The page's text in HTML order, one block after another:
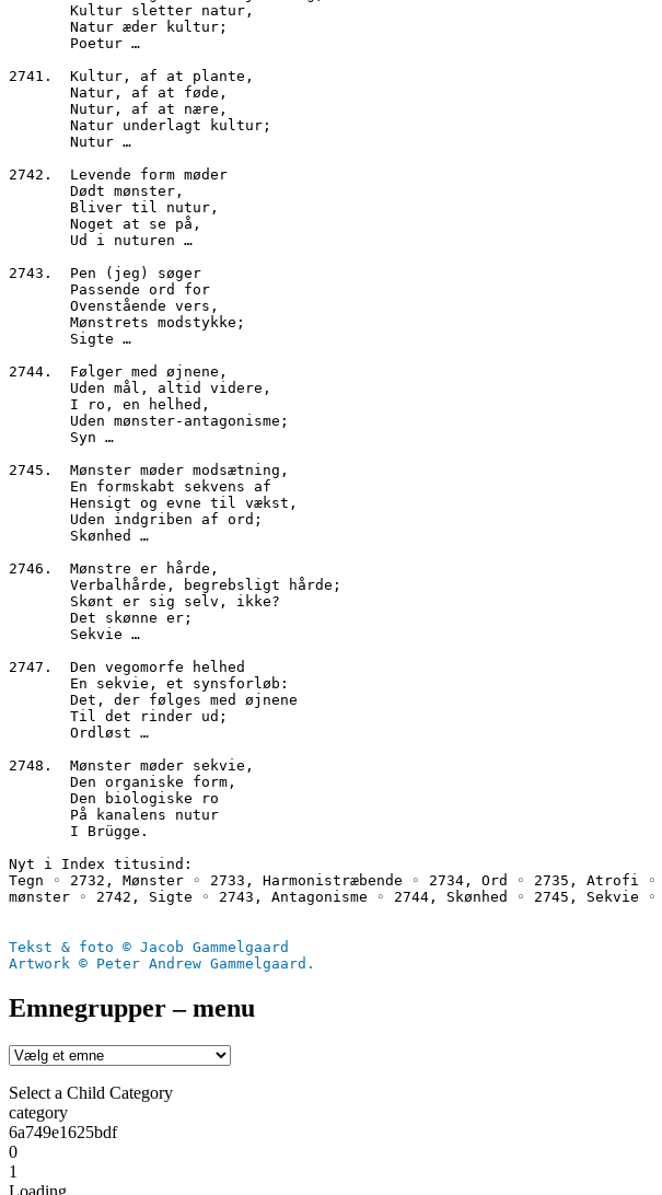
       Kultur sletter natur,
       Natur æder kultur;
       Poetur …
2741.  Kultur, af at plante,
       Natur, af at føde,
       Nutur, af at nære,
       Natur underlagt kultur;
       Nutur …
2742.  Levende form møder
       Dødt mønster,
       Bliver til nutur,
       Noget at se på,
       Ud i nuturen …
2743.  Pen (jeg) søger
       Passende ord for
       Ovenstående vers,
       Mønstrets modstykke;
       Sigte …
2744.  Følger med øjnene,
       Uden mål, altid videre,
       I ro, en helhed,
       Uden mønster-antagonisme;
       Syn …
2745.  Mønster møder modsætning,
       En formskabt sekvens af
       Hensigt og evne til vækst,
       Uden indgriben af ord;
       Skønhed …
2746.  Mønstre er hårde,
       Verbalhårde, begrebsligt hårde;
       Skønt er sig selv, ikke?
       Det skønne er;
       Sekvie …
2747.  Den vegomorfe helhed
       En sekvie, et synsforløb:
       Det, der følges med øjnene
       Til det rinder ud;
       Ordløst …
2748.  Mønster møder sekvie,
       Den organiske form,
       Den biologiske ro
       På kanalens nutur
       I Brügge.
Nyt i Index titusind:
Tegn ◦ 2732, Mønster ◦ 2733, Harmonistræbende ◦ 2734, Ord ◦ 2735,
mønster ◦ 2742, Sigte ◦ 2743, Antagonisme ◦ 2744, Skønhed ◦ 2745,
Tekst & foto © Jacob Gammelgaard
Artwork © Peter Andrew Gammelgaard.
Emnegrupper – menu
Select a Child Category
category
6a749e1625bdf
0
1
Loading....